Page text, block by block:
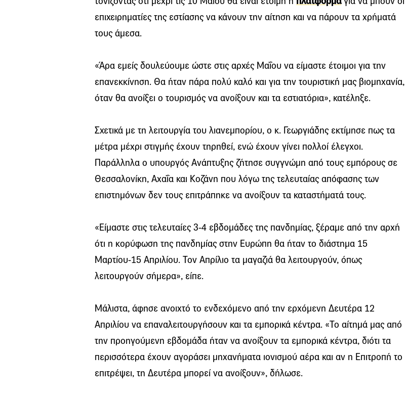
επιχειρηματίες της εστίασης να κάνουν την αίτηση και να πάρουν τα χρήματά
τους άμεσα.
«Άρα εμείς δουλεύουμε ώστε στις αρχές Μαΐου να είμαστε έτοιμοι για την
επανεκκίνηση. Θα ήταν πάρα πολύ καλό και για την τουριστική μας βιομηχανία,
όταν θα ανοίξει ο τουρισμός να ανοίξουν και τα εστιατόρια», κατέληξε.
Σχετικά με τη λειτουργία του λιανεμπορίου, ο κ. Γεωργιάδης εκτίμησε πως τα
μέτρα μέχρι στιγμής έχουν τηρηθεί, ενώ έχουν γίνει πολλοί έλεγχοι.
Παράλληλα ο υπουργός Ανάπτυξης ζήτησε συγγνώμη από τους εμπόρους σε
Θεσσαλονίκη, Αχαΐα και Κοζάνη που λόγω της τελευταίας απόφασης των
επιστημόνων δεν τους επιτράπηκε να ανοίξουν τα καταστήματά τους.
«Είμαστε στις τελευταίες 3-4 εβδομάδες της πανδημίας, ξέραμε από την αρχή
ότι η κορύφωση της πανδημίας στην Ευρώπη θα ήταν το διάστημα 15
Μαρτίου-15 Απριλίου. Τον Απρίλιο τα μαγαζιά θα λειτουργούν, όπως
λειτουργούν σήμερα», είπε.
Μάλιστα, άφησε ανοιχτό το ενδεχόμενο από την ερχόμενη Δευτέρα 12
Απριλίου να επαναλειτουργήσουν και τα εμπορικά κέντρα. «Το αίτημά μας από
την προηγούμενη εβδομάδα ήταν να ανοίξουν τα εμπορικά κέντρα, διότι τα
περισσότερα έχουν αγοράσει μηχανήματα ιονισμού αέρα και αν η Επιτροπή το
επιτρέψει, τη Δευτέρα μπορεί να ανοίξουν», δήλωσε.